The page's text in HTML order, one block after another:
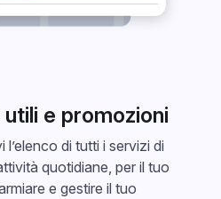
e promozioni
l’elenco di tutti i servizi di
quotidiane, per il tuo
e gestire il tuo